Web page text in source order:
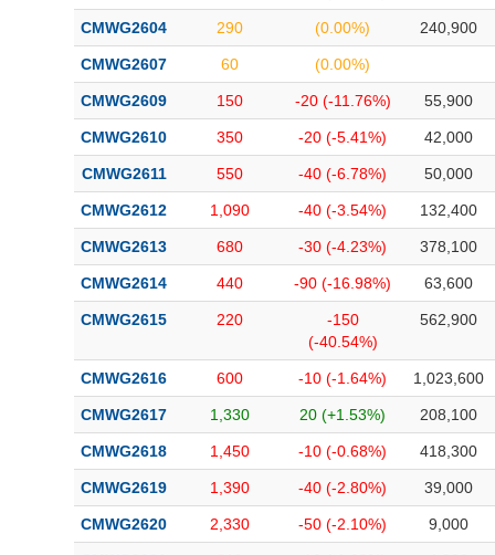
CMWG2604 290 (0.00%) 240,900
CMWG2607 60 (0.00%)
CMWG2609 150 -20 (-11.76%) 55,900
CMWG2610 350 -20 (-5.41%) 42,000
CMWG2611 550 -40 (-6.78%) 50,000
CMWG2612 1,090 -40 (-3.54%) 132,400
CMWG2613 680 -30 (-4.23%) 378,100
CMWG2614 440 -90 (-16.98%) 63,600
CMWG2615 220
-150
(-40.54%)
562,900
CMWG2616 600 -10 (-1.64%) 1,023,600
CMWG2617 1,330 20 (+1.53%) 208,100
CMWG2618 1,450 -10 (-0.68%) 418,300
CMWG2619 1,390 -40 (-2.80%) 39,000
CMWG2620 2,330 -50 (-2.10%) 9,000
Bài viết của tác giả (-)
Báo cáo phân tích(-)
Thuật ngữ(-)
Dịch vụ(-)
Đào tạo
Sách tài chính
Truyền thông tài chính
Dữ liệu tài chính